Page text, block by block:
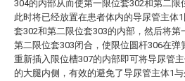
304的内部从而使第一限位套302和第二限
此时将已经放置在患者体内的导尿管主体
套302和第二限位套303的内部，然后将第
第二限位套303闭合，使限位圆杆306在弹
重新插入限位槽307的内部即可将导尿管
的大腿内侧，有效的避免了导尿管主体1与